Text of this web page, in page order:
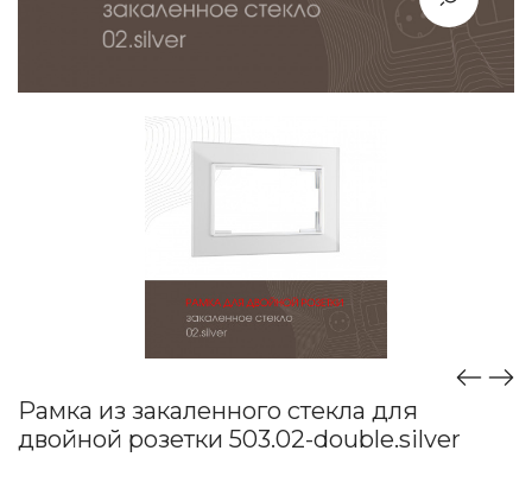
Рамка из закаленного стекла для
двойной розетки 503.02-double.silver